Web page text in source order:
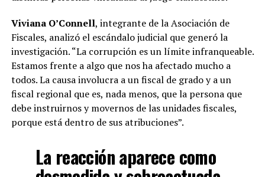
Viviana O’Connell, integrante de la Asociación de
Fiscales, analizó el escándalo judicial que generó la
investigación. “La corrupción es un límite infranqueable.
Estamos frente a algo que nos ha afectado mucho a
todos. La causa involucra a un fiscal de grado y a un
fiscal regional que es, nada menos, que la persona que
debe instruirnos y movernos de las unidades fiscales,
porque está dentro de sus atribuciones”.
La reacción aparece como